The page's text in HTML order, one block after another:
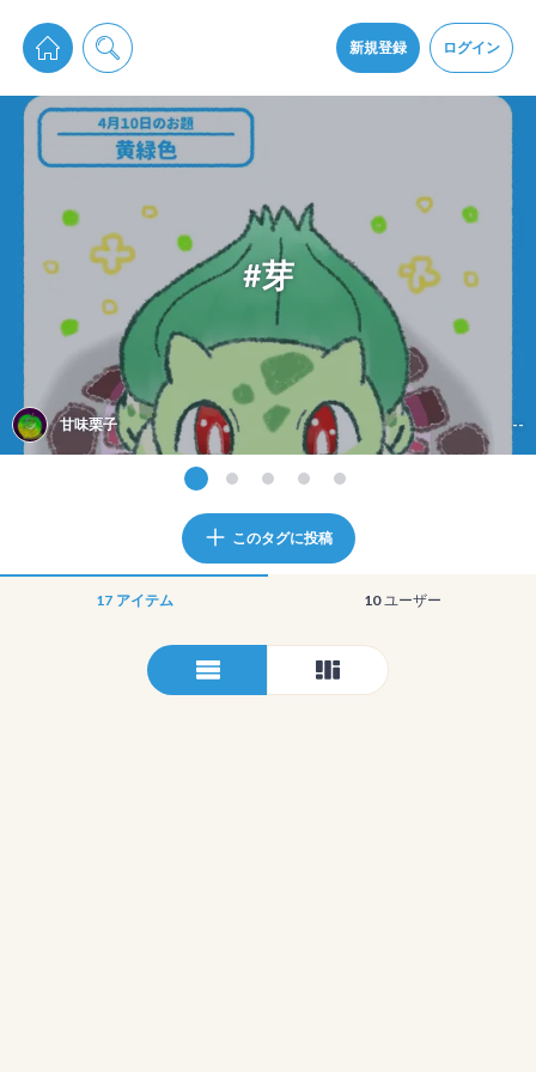
新規登録 ログイン
pixiv Sketchは2024年5月28日付で プライパシーポリシーを改定しました。
通知を受け取るにはここをクリックします
pixiv Sketchアプリでさらに快適に！
アプリをインストール
#芽
甘味栗子 --
このタグに投稿
17 アイテム 10 ユーザー